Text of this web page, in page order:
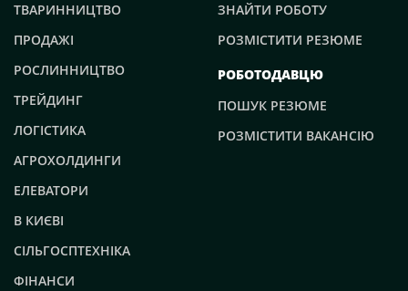
ТВАРИННИЦТВО
ПРОДАЖІ
РОСЛИННИЦТВО
ТРЕЙДИНГ
ЛОГІСТИКА
АГРОХОЛДИНГИ
ЕЛЕВАТОРИ
В КИЄВІ
СІЛЬГОСПТЕХНІКА
ФІНАНСИ
ЗНАЙТИ РОБОТУ
РОЗМІСТИТИ РЕЗЮМЕ
РОБОТОДАВЦЮ
ПОШУК РЕЗЮМЕ
РОЗМІСТИТИ ВАКАНСІЮ